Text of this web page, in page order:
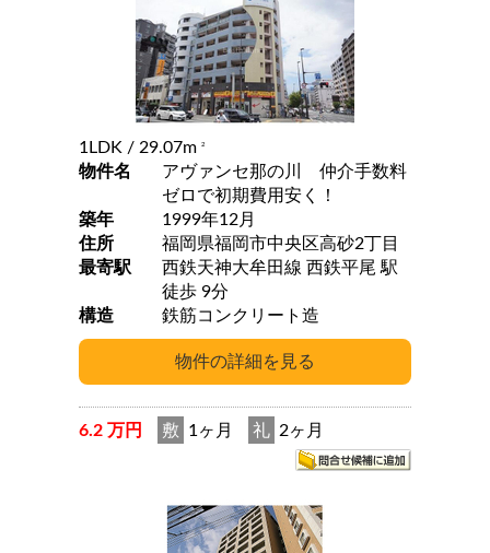
1LDK / 29.07m 2
物件名
アヴァンセ那の川 仲介手数料
ゼロで初期費用安く！
築年
1999年12月
住所
福岡県福岡市中央区高砂2丁目
最寄駅
西鉄天神大牟田線 西鉄平尾 駅
徒歩 9分
構造
鉄筋コンクリート造
6.2 万円 敷 1ヶ月 礼 2ヶ月